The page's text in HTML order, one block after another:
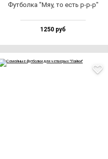
Фут­бол­ка "Мяу, то есть р-р-р"
1250 руб